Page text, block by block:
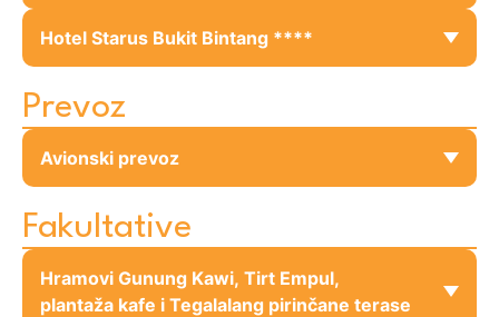
Hotel Starus Bukit Bintang ****
Prevoz
Avionski prevoz
Fakultative
Hramovi Gunung Kawi, Tirt Empul,
plantaža kafe i Tegalalang pirinčane terase